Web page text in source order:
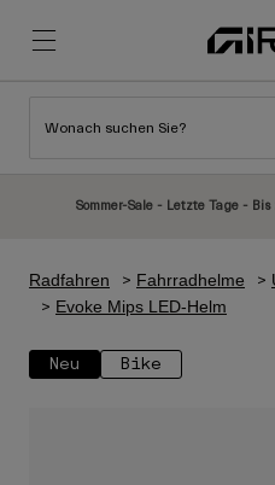
Neuzugänge
Helme
Rennrad Helme
Neuzugänge
Helme
Ski
Wonach suchen Sie?
Sommer-Sale - Letzte Tage - Bis
Radfahren Fahrradhelme
Evoke Mips LED-Helm
Neu Bike